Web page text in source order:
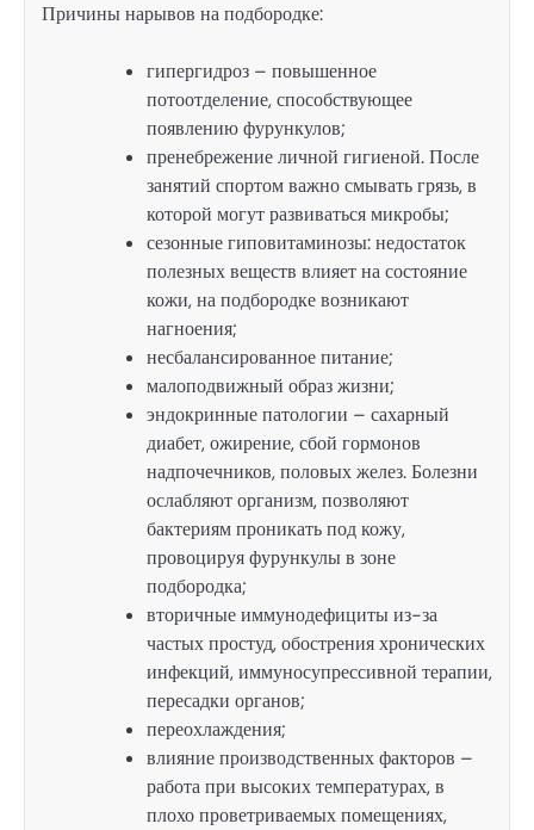
Причины нарывов на подбородке:
гипергидроз – повышенное
потоотделение, способствующее
появлению фурункулов;
пренебрежение личной гигиеной. После
занятий спортом важно смывать грязь, в
которой могут развиваться микробы;
сезонные гиповитаминозы: недостаток
полезных веществ влияет на состояние
кожи, на подбородке возникают
нагноения;
несбалансированное питание;
малоподвижный образ жизни;
эндокринные патологии – сахарный
диабет, ожирение, сбой гормонов
надпочечников, половых желез. Болезни
ослабляют организм, позволяют
бактериям проникать под кожу,
провоцируя фурункулы в зоне
подбородка;
вторичные иммунодефициты из-за
частых простуд, обострения хронических
инфекций, иммуносупрессивной терапии,
пересадки органов;
переохлаждения;
влияние производственных факторов –
работа при высоких температурах, в
плохо проветриваемых помещениях,